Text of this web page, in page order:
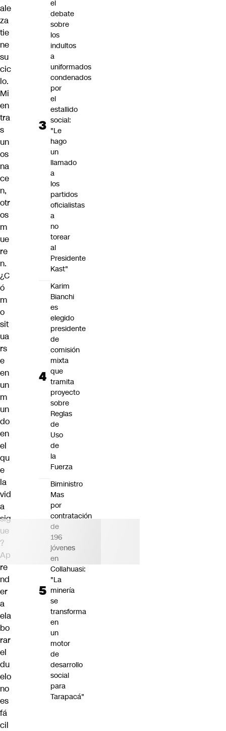
ale
za
tie
ne
su
cic
lo.
Mi
en
tra
s
un
os
na
ce
n,
otr
os
m
ue
re
n.
¿C
ó
m
o
sit
ua
rs
e
en
un
m
un
do
en
el
qu
e
la
vid
a
sig
ue
?
Ap
re
nd
er
a
ela
bo
rar
el
du
elo
no
es
fá
cil
el
debate
sobre
los
indultos
a
uniformados
condenados
por
el
estallido
social:
"Le
hago
un
llamado
a
los
partidos
oficialistas
a
no
torear
al
Presidente
Kast"
Karim
Bianchi
es
elegido
presidente
de
comisión
mixta
que
tramita
proyecto
sobre
Reglas
de
Uso
de
la
Fuerza
Biministro
Mas
por
contratación
de
196
jóvenes
en
Collahuasi:
"La
minería
se
transforma
en
un
motor
de
desarrollo
social
para
Tarapacá"